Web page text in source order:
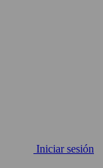
Iniciar sesión